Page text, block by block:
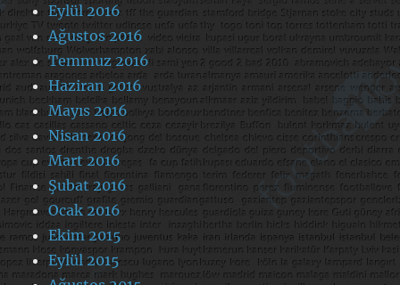
Eylül 2016
Ağustos 2016
Temmuz 2016
Haziran 2016
Mayıs 2016
Nisan 2016
Mart 2016
Şubat 2016
Ocak 2016
Ekim 2015
Eylül 2015